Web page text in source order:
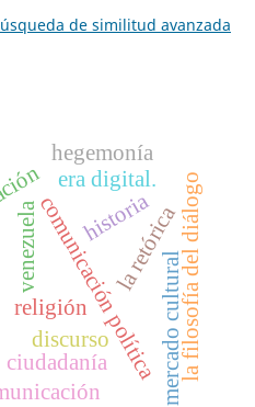
de similitud avanzada
venezuelacomunicación política
historia
discurso
ciudadanía
era digital.
la retóricala filosofía del diálogo
hegemonía
religión mercado cultural